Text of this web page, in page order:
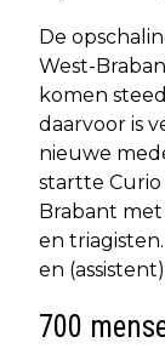
De
West-
komen
daarvoor is
nieuwe
startte Curio
Brabant
en
en
700